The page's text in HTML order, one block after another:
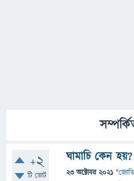
+2
টি ভোট
ঘামাচি কেন হয়?
23 অক্টোবর 2021 "